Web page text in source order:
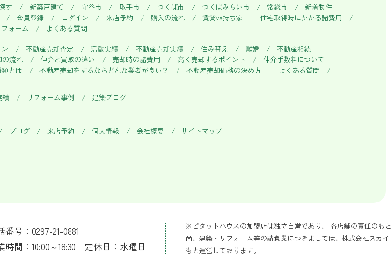
す 新築戸建て 守谷市 取手市 つくば市 つくばみらい市 常総市
新着物件
会員登録 ログイン 来店予約 購入の流れ 賃貸vs持ち家
住宅取得時にかかる諸費用
ォーム よくある質問
不動産売却査定 活動実績 不動産売却実績 住み替え 離婚
不動産相続
の流れ 仲介と買取の違い 売却時の諸費用 高く売却するポイント
仲介手数料について
とは 不動産売却をするならどんな業者が良い？ 不動産売却価格の決め方 よくある質問
績 リフォーム事例 建築ブログ
ブログ 来店予約 個人情報 会社概要 サイトマップ
番号：0297-21-0881
時間：10:00～18:30 定休日：水曜日
※ピタットハウスの加盟店は独立自営であり、 各店舗の責任のも
尚、建築・リフォーム等の請負業につきましては、株式会社スカ
もと運営しております。